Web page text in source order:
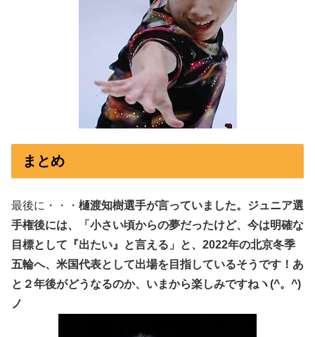
まとめ
最後に・・・ 樋渡知樹選手が言っていました。ジュニア選
手権後には、「小さい頃からの夢だったけど、今は明確な
目標として『出たい』と言える」と、2022年の北京冬季
五輪へ、米国代表として出場を目指しているそうです！あ
と２年後がどうなるのか、いまから楽しみですねヽ(^。^)
ノ